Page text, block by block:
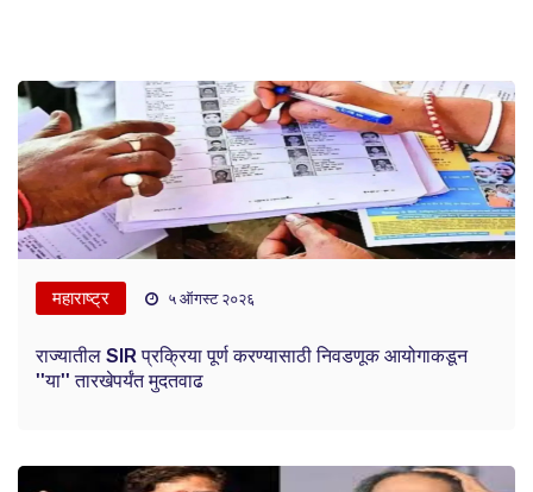
महाराष्ट्र ५ ऑगस्ट २०२६
राज्यातील SIR प्रक्रिया पूर्ण करण्यासाठी निवडणूक आयोगाकडून
''या'' तारखेपर्यंत मुदतवाढ